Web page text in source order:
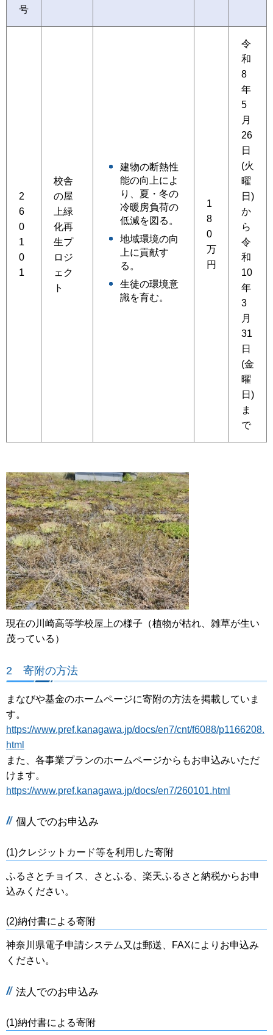
号
2
6
0
1
0
1
校舎
の屋
上緑
化再
生プ
ロジ
ェク
ト
建物の断熱性
能の向上によ
り、夏・冬の
冷暖房負荷の
低減を図る。
地域環境の向
上に貢献す
る。
生徒の環境意
識を育む。
1
8
0
万
円
令
和
8
年
5
月
26
日
(火
曜
日)
か
ら
令
和
10
年
3
月
31
日
(金
曜
日)
ま
で
現在の川崎高等学校屋上の様子（植物が枯れ、雑草が生い
茂っている）
2 寄附の方法
まなびや基金のホームページに寄附の方法を掲載していま
す。
https://www.pref.kanagawa.jp/docs/en7/cnt/f6088/p1166208.
html
また、各事業プランのホームページからもお申込みいただ
けます。
https://www.pref.kanagawa.jp/docs/en7/260101.html
個人でのお申込み
(1)クレジットカード等を利用した寄附
ふるさとチョイス、さとふる、楽天ふるさと納税からお申
込みください。
(2)納付書による寄附
神奈川県電子申請システム又は郵送、FAXによりお申込み
ください。
法人でのお申込み
(1)納付書による寄附